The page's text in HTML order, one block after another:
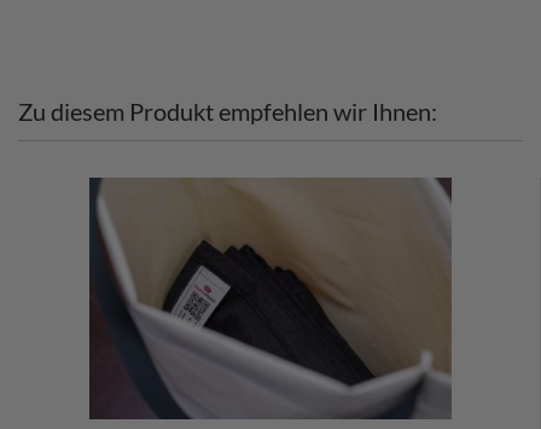
Zu diesem Produkt empfehlen wir Ihnen: